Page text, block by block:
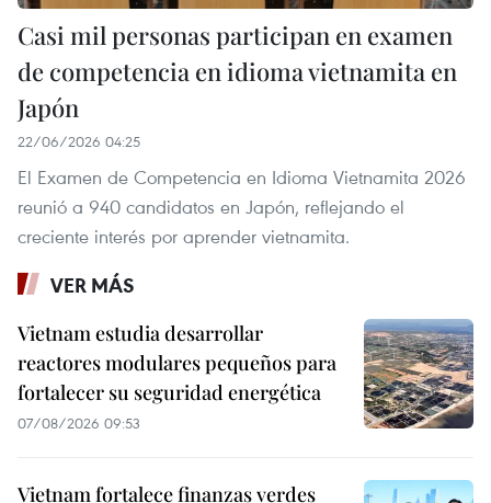
Casi mil personas participan en examen
de competencia en idioma vietnamita en
Japón
22/06/2026 04:25
El Examen de Competencia en Idioma Vietnamita 2026
reunió a 940 candidatos en Japón, reflejando el
creciente interés por aprender vietnamita.
VER MÁS
Vietnam estudia desarrollar
reactores modulares pequeños para
fortalecer su seguridad energética
07/08/2026 09:53
Vietnam fortalece finanzas verdes